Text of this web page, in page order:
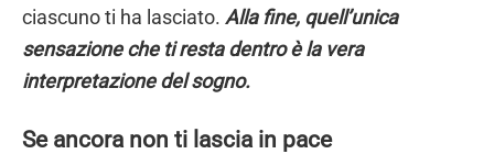
ciascuno ti ha lasciato. Alla fine, quell’unica
sensazione che ti resta dentro è la vera
interpretazione del sogno.
Se ancora non ti lascia in pace